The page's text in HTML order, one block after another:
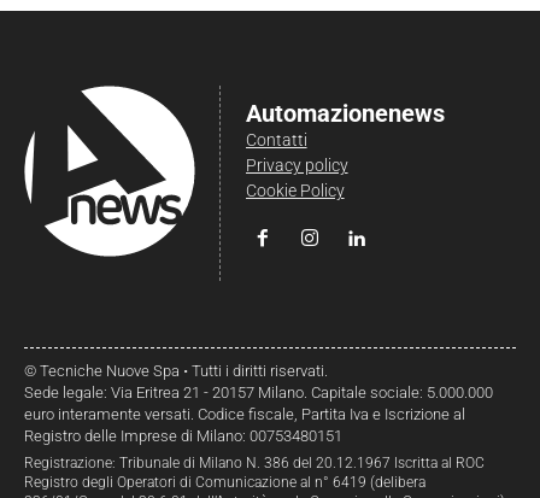
Automazionenews
Contatti
Privacy policy
Cookie Policy
© Tecniche Nuove Spa • Tutti i diritti riservati.
Sede legale: Via Eritrea 21 - 20157 Milano. Capitale sociale: 5.000.000
euro interamente versati. Codice fiscale, Partita Iva e Iscrizione al
Registro delle Imprese di Milano: 00753480151
Registrazione: Tribunale di Milano N. 386 del 20.12.1967 Iscritta al ROC
Registro degli Operatori di Comunicazione al n° 6419 (delibera